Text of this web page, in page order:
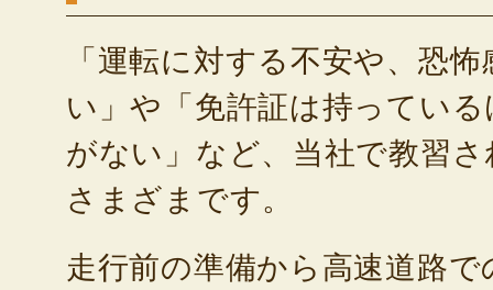
「運転に対する不安や、恐
い」や「免許証は持ってい
がない」など、当社で教習
さまざまです。
走行前の準備から高速道路